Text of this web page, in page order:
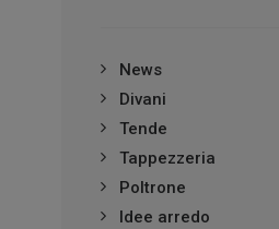
News
Divani
Tende
Tappezzeria
Poltrone
Idee arredo